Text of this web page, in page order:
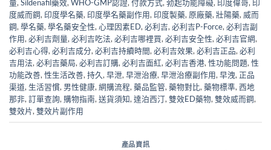
量,Sildenafil藥效,WHO-GMP認證,付款方式,勃起功能障礙,印度偉哥,印
度威而鋼,印度學名藥,印度學名藥副作用,印度製藥, 原廠藥,壯陽藥, 威而
鋼,學名藥,學名藥安全性,心理因素ED,必利吉,必利吉P-Force,必利吉副
作用,必利吉劑量,必利吉吃法,必利吉哪裡買,必利吉安全性,必利吉官網,
必利吉心得,必利吉成分,必利吉持續時間,必利吉效果,必利吉正品,必利
吉用法,必利吉藥局,必利吉訂購,必利吉面紅,必利吉香港,性功能問題,性
功能改善,性生活改善,持久,早泄,早泄治療,早泄治療副作用,早洩, 正品
渠道,生活習慣, 男性健康,網購流程,藥品監管,藥物對比,藥物標準,西地
那非,訂單查詢, 購物指南,送貨須知,達泊西汀,雙效ED藥物,雙效威而鋼,
雙效片,雙效片副作用
產品資訊